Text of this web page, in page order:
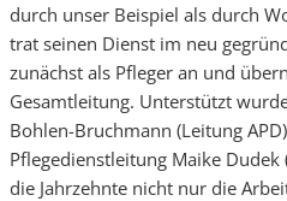
durch unser Beispiel als durch
trat seinen Dienst im neu
zunächst als Pfleger an und
Gesamtleitung. Unterstützt
Bohlen-Bruchmann (Leitung
Pflegedienstleitung Maike
die Jahrzehnte nicht nur die